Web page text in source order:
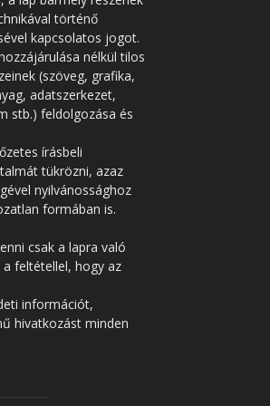
történő
kapcsolatos jogot.
nélkül tilos
(szöveg, grafika,
adatszerkezet,
stb.) feldolgozása és
írásbeli
tükrözni, azaz
nyilvánossághoz
formában is.
csak a lapra való
feltétellel, hogy az
információt,
hivatkozást minden